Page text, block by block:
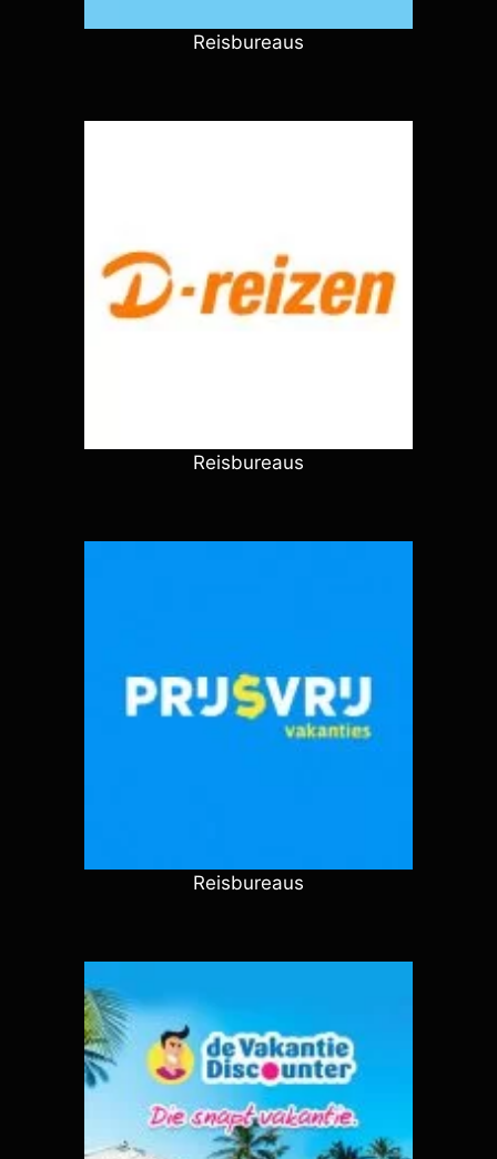
Reisbureaus
Reisbureaus
Reisbureaus